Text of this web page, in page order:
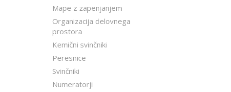
Mape z zapenjanjem
Organizacija delovnega
prostora
Kemični svinčniki
Peresnice
Svinčniki
Numeratorji